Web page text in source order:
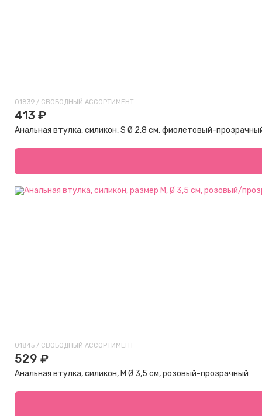
01839 / СВОБОДНЫЙ АССОРТИМЕНТ
413 ₽
Анальная втулка, силикон, S Ø 2,8 см, фиолетовый-
01845 / СВОБОДНЫЙ АССОРТИМЕНТ
529 ₽
Анальная втулка, силикон, M Ø 3,5 см, розовый-прозрачный